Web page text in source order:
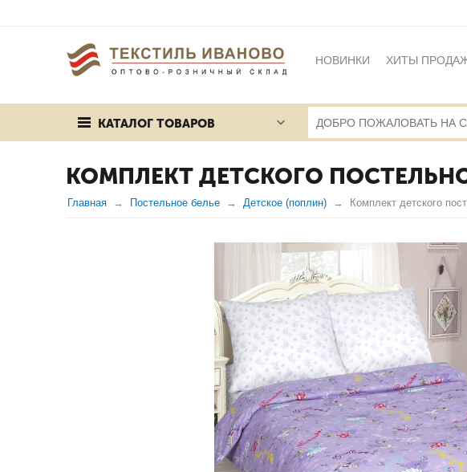
НОВИНКИ ХИТЫ
ПУБЛИЧНАЯ ОФЕРТА
КАТАЛОГ ТОВАРОВ
КОМПЛЕКТ ДЕТСКОГО
Главная Постельное белье Детское (поплин) Комплект детского